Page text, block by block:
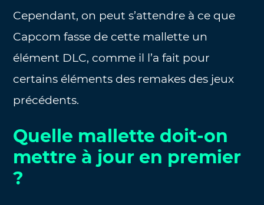
Cependant, on peut s’attendre à ce que
Capcom fasse de cette mallette un
élément DLC, comme il l’a fait pour
certains éléments des remakes des jeux
précédents.
Quelle mallette doit-on
mettre à jour en premier
?